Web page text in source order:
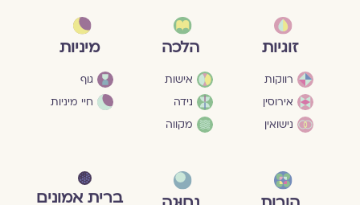
זוגיות
רווקות
אירוסין
נישואין
הלכה
אישות
נידה
מקווה
מיניות
גוף
חיי מיניות
ברית אמונים